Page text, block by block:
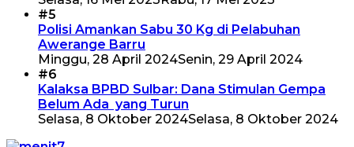
#5
Polisi Amankan Sabu 30 Kg di Pelabuhan
Awerange Barru
Minggu, 28 April 2024Senin, 29 April 2024
#6
Kalaksa BPBD Sulbar: Dana Stimulan Gempa
Belum Ada yang Turun
Selasa, 8 Oktober 2024Selasa, 8 Oktober 2024